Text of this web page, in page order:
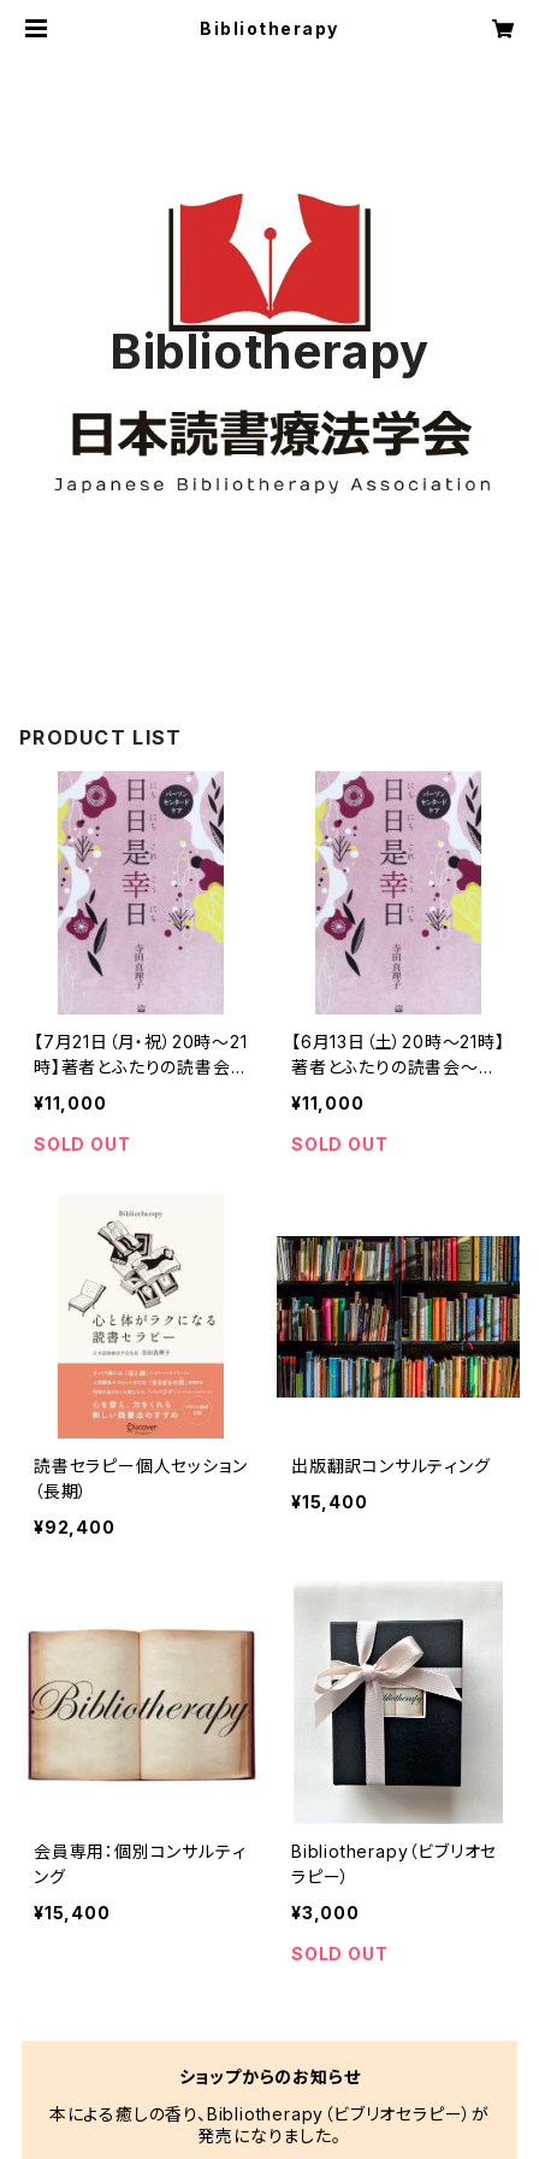
Bibliotherapy
Bibliotherapy
PRODUCT LIST
【7月21日（月・祝）20時～21
時】著者とふたりの読書会
～『日日是幸日』（為書き・サ
イン入り書籍つき）
¥11,000
SOLD OUT
【6月13日（土）20時～21時】
著者とふたりの読書会～
『日日是幸日』（為書き・サイ
ン入り書籍つき）
¥11,000
SOLD OUT
読書セラピー個人セッション
（長期）
¥92,400
出版翻訳コンサルティング
¥15,400
会員専用：個別コンサルティ
ング
¥15,400
Bibliotherapy（ビブリオセ
ラピー）
¥3,000
SOLD OUT
ショップからのお知らせ
本による癒しの香り、Bibliotherapy（ビブリオセラピー）が
発売になりました。